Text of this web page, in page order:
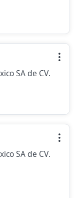
SA de CV.
SA de CV.